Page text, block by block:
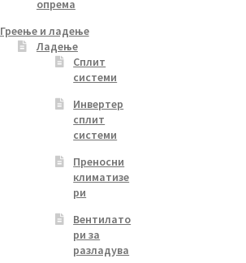
опрема
Греење и ладење
Ладење
Сплит
системи
Инвертер
сплит
системи
Преносни
климатизе
ри
Вентилато
ри за
разладува